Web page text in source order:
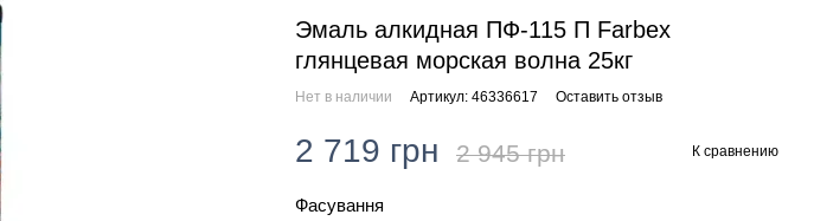
Эмаль алкидная ПФ-115 П Farbex
глянцевая морская волна 25кг
Нет в наличии Артикул: 46336617 Оставить отзыв
2 719 грн 2 945 грн К сравнению
Фасування